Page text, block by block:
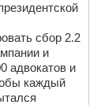
сбор 2.2
и
адвокатов и
каждый